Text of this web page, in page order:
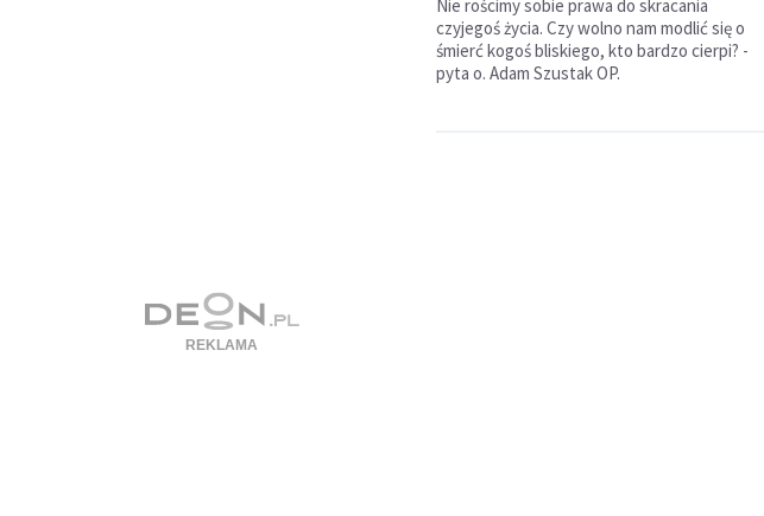
Nie rościmy sobie prawa do skracania
czyjegoś życia. Czy wolno nam modlić się o
śmierć kogoś bliskiego, kto bardzo cierpi? -
pyta o. Adam Szustak OP.